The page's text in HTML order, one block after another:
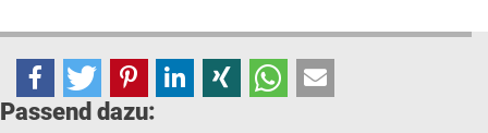
Passend dazu: